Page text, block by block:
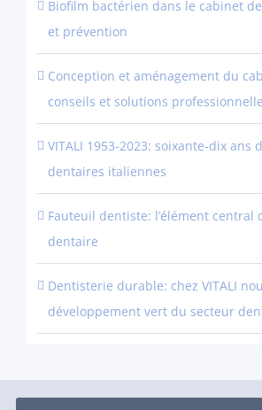
Biofilm bactérien dans le cabinet
et prévention
Conception et aménagement du
conseils et solutions
VITALI 1953-2023: soixante-dix ans
dentaires italiennes
Fauteuil dentiste: l’élément central
dentaire
Dentisterie durable: chez VITALI
développement vert du secteur